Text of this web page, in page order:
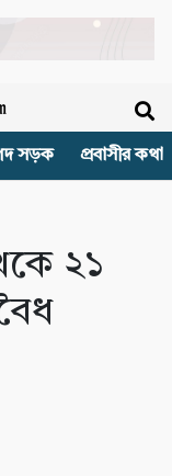
সড়ক প্রবাসীর কথা
২১